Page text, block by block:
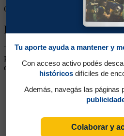
Goles rivales:
Biografía de Adolfo
Puntero Derecho. Jugó un puñado de
ecuatoriano y en Quilmes.
Tu aporte ayuda a mantener y
Con acceso activo podés
históricos difíciles de
Además, navegás las páginas
Colaborar y